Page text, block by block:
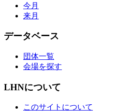
今月
来月
データベース
団体一覧
会場を探す
LHNについて
このサイトについて